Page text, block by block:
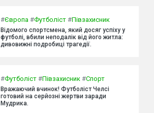
#Європа #Футболіст #Півзахисник
Відомого спортсмена, який досяг успіху у
футболі, вбили неподалік від його житла:
дивовижні подробиці трагедії.
#Футболіст #Півзахисник #Спорт
Вражаючий вчинок! Футболіст Челсі
готовий на серйозні жертви заради
Мудрика.